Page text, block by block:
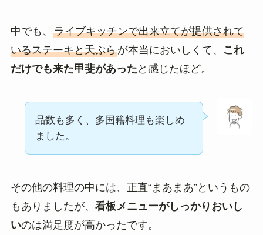
中でも、 ライブキッチンで出来立てが提供されて
いるステーキと天ぷらが本当においしくて、
これ
だけでも来た甲斐があった と感じたほど。
品数も多く、多国籍料理も楽しめ
ました。
その他の料理の中には、正直“まあまあ”というもの
もありましたが、 看板メニューがしっかりおいし
いのは満足度が高かったです。